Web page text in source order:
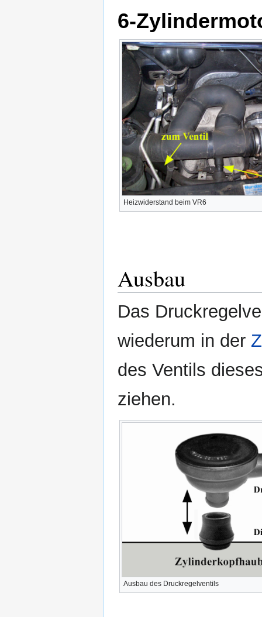
6-
Heizwiderstand beim VR6
Ausbau
Das
wiederum in der
des Ventils
ziehen.
Ausbau des Druckregelventils